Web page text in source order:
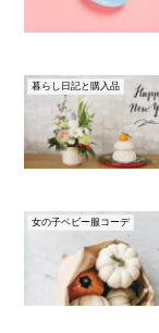
暮らし日記と購入品
女の子ベビー服コーデ